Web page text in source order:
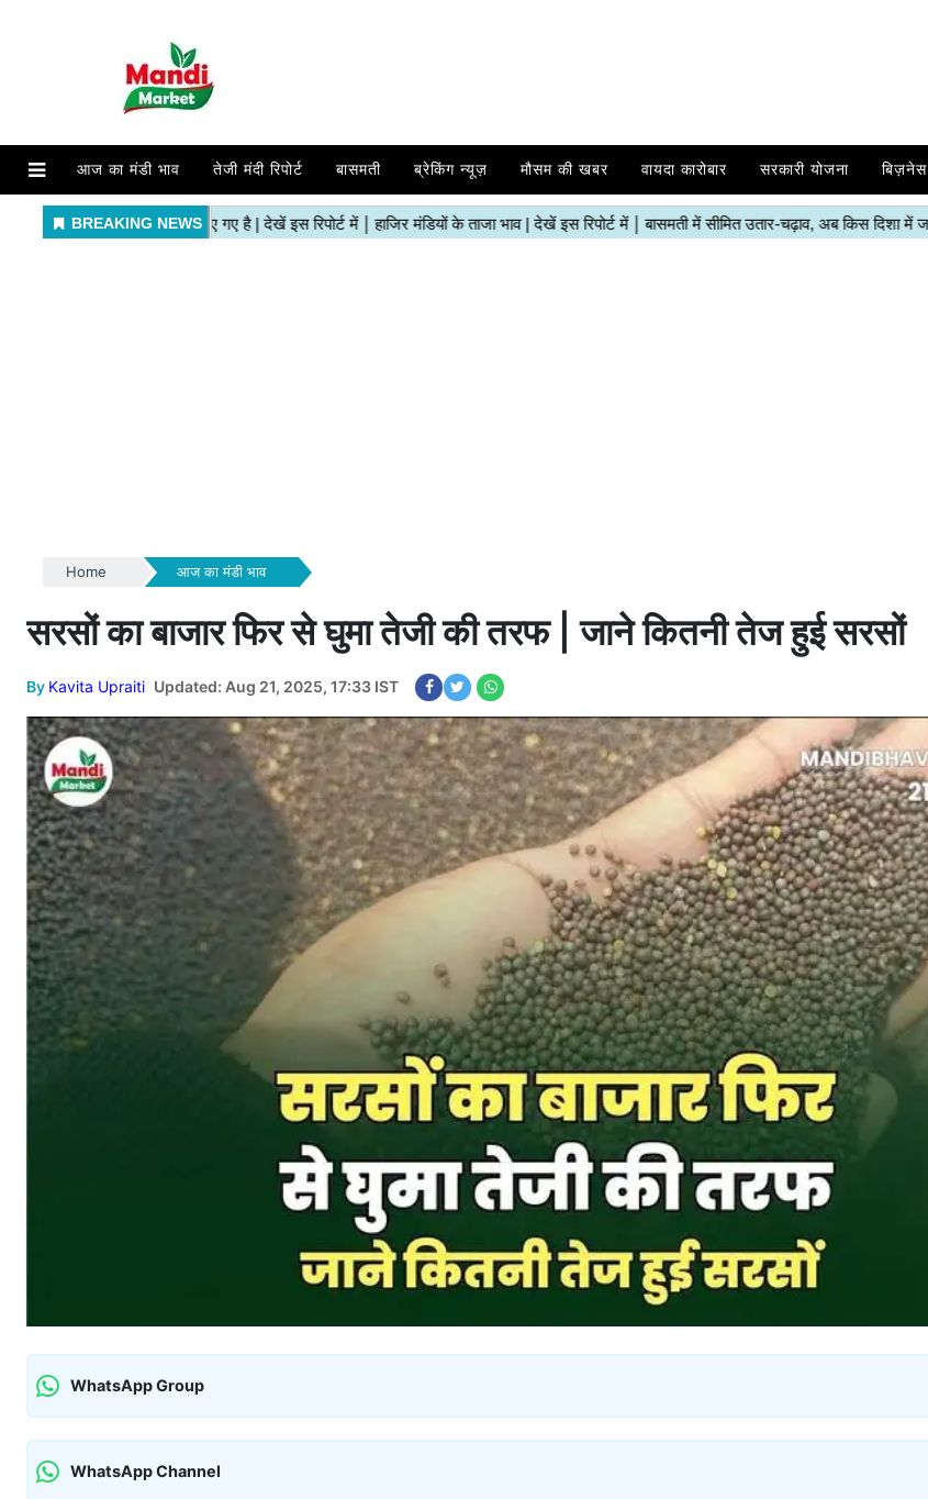
आज का मंडी भाव तेजी मंदी रिपोर्ट बासमती ब्रेकिंग न्यूज़ मौसम की खबर वायदा कारोबार सरकारी योजना बिज़नेस
Home आज का मंडी भाव
सरसों का बाजार फिर से घुमा तेजी की तरफ | जाने कितनी तेज हुई सरसों
By Kavita Upraiti Updated: Aug 21, 2025, 17:33 IST
WhatsApp Group
WhatsApp Channel